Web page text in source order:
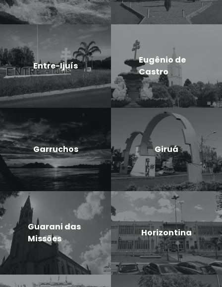
Entre-Ijuís
Eugênio de
Castro
Garruchos Giruá
Guarani das
Missões
Horizontina